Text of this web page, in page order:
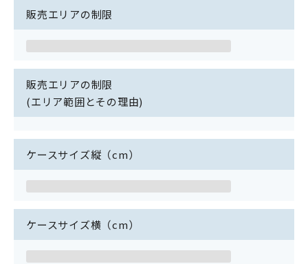
販売エリアの制限
販売エリアの制限
(エリア範囲とその理由)
ケースサイズ縦（cm）
ケースサイズ横（cm）